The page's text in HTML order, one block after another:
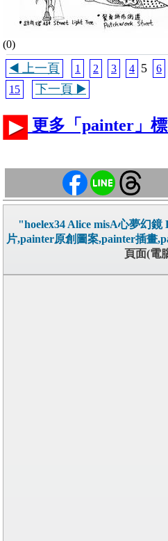
(0)
◀️ 上一頁 1 2 3 4 5 6
15
下一頁 ▶️
更多「painter」
"hoelex34 Alice misA心夢幻鏡
片,painter原創圖案,painter插畫
頁面(電